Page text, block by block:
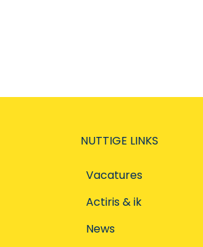
NUTTIGE LINKS
Vacatures
Actiris & ik
News